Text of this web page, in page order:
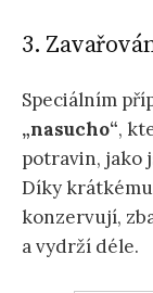
3.
Speciálním
„nasucho“,
potravin, jako
Díky
konzervují,
a vydrží déle.